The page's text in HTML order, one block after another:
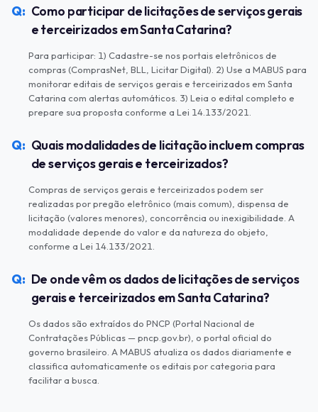
Como participar de licitações de serviços gerais
e terceirizados em Santa Catarina?
Para participar: 1) Cadastre-se nos portais eletrônicos de
compras (ComprasNet, BLL, Licitar Digital). 2) Use a MABUS para
monitorar editais de serviços gerais e terceirizados em Santa
Catarina com alertas automáticos. 3) Leia o edital completo e
prepare sua proposta conforme a Lei 14.133/2021.
Quais modalidades de licitação incluem compras
de serviços gerais e terceirizados?
Compras de serviços gerais e terceirizados podem ser
realizadas por pregão eletrônico (mais comum), dispensa de
licitação (valores menores), concorrência ou inexigibilidade. A
modalidade depende do valor e da natureza do objeto,
conforme a Lei 14.133/2021.
De onde vêm os dados de licitações de serviços
gerais e terceirizados em Santa Catarina?
Os dados são extraídos do PNCP (Portal Nacional de
Contratações Públicas — pncp.gov.br), o portal oficial do
governo brasileiro. A MABUS atualiza os dados diariamente e
classifica automaticamente os editais por categoria para
facilitar a busca.